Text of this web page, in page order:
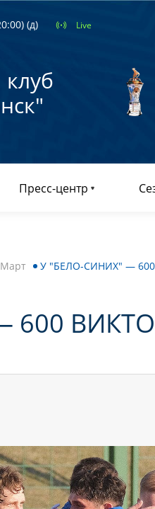
(д) Live
Пресс-центр
Март У "БЕЛО-СИНИХ" —
600